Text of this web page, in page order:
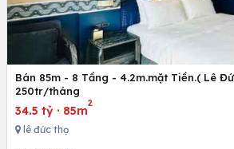
Bán 85m - 8 Tầng - 4.2m.mặt Tiền.( Lê
250tr/tháng
34.5 tỷ · 85m
2
lê đức thọ